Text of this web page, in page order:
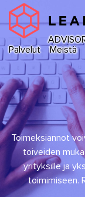
Palvelut
Meistä
Toimeksiannot
toiveiden
yrityksille ja
toimimiseen.